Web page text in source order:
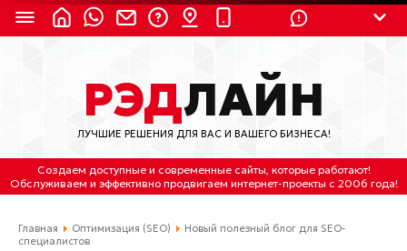
8 (800) 550-9899 (с 2:30 до 11:30 по
Мск)
Бесплатно по России
(4212) 658-653
(4212) 637-673
РЭДЛАЙН
ЛУЧШИЕ РЕШЕНИЯ ДЛЯ ВАС И ВАШЕГО БИЗНЕСА!
Создаем доступные и современные сайты, которые работают!
Обслуживаем и эффективно продвигаем интернет-проекты с 2006 года!
Главная Оптимизация (SEO)
Новый полезный блог для SEO-
специалистов